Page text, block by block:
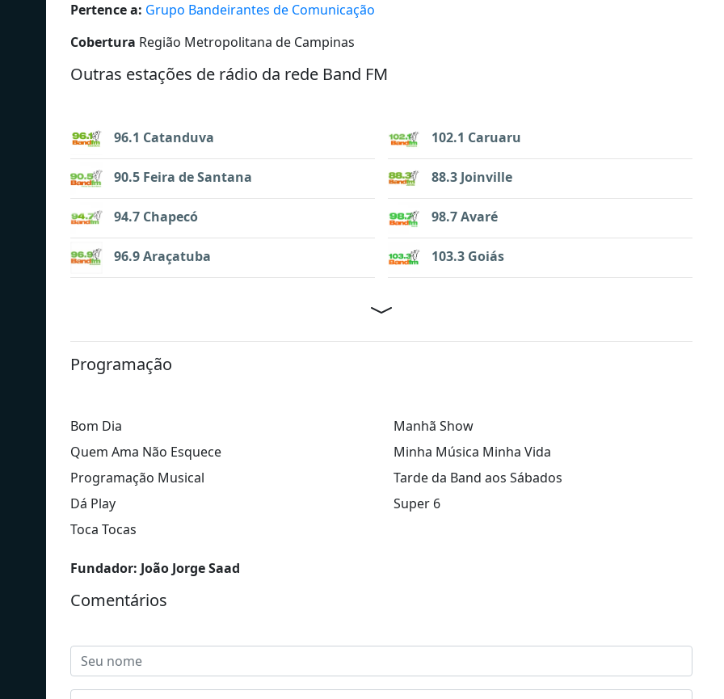
Pertence a: Grupo Bandeirantes de Comunicação
Cobertura Região Metropolitana de Campinas
Outras estações de rádio da rede Band FM
96.1 Catanduva
90.5 Feira de Santana
94.7 Chapecó
96.9 Araçatuba
102.1 Caruaru
88.3 Joinville
98.7 Avaré
103.3 Goiás
Programação
Bom Dia
Manhã Show
Quem Ama Não Esquece
Minha Música Minha Vida
Programação Musical
Tarde da Band aos Sábados
Dá Play
Super 6
Toca Tocas
Fundador: João Jorge Saad
Comentários